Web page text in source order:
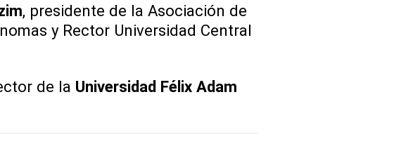
, presidente de la Asociación de
y Rector Universidad Central
de la Universidad Félix Adam